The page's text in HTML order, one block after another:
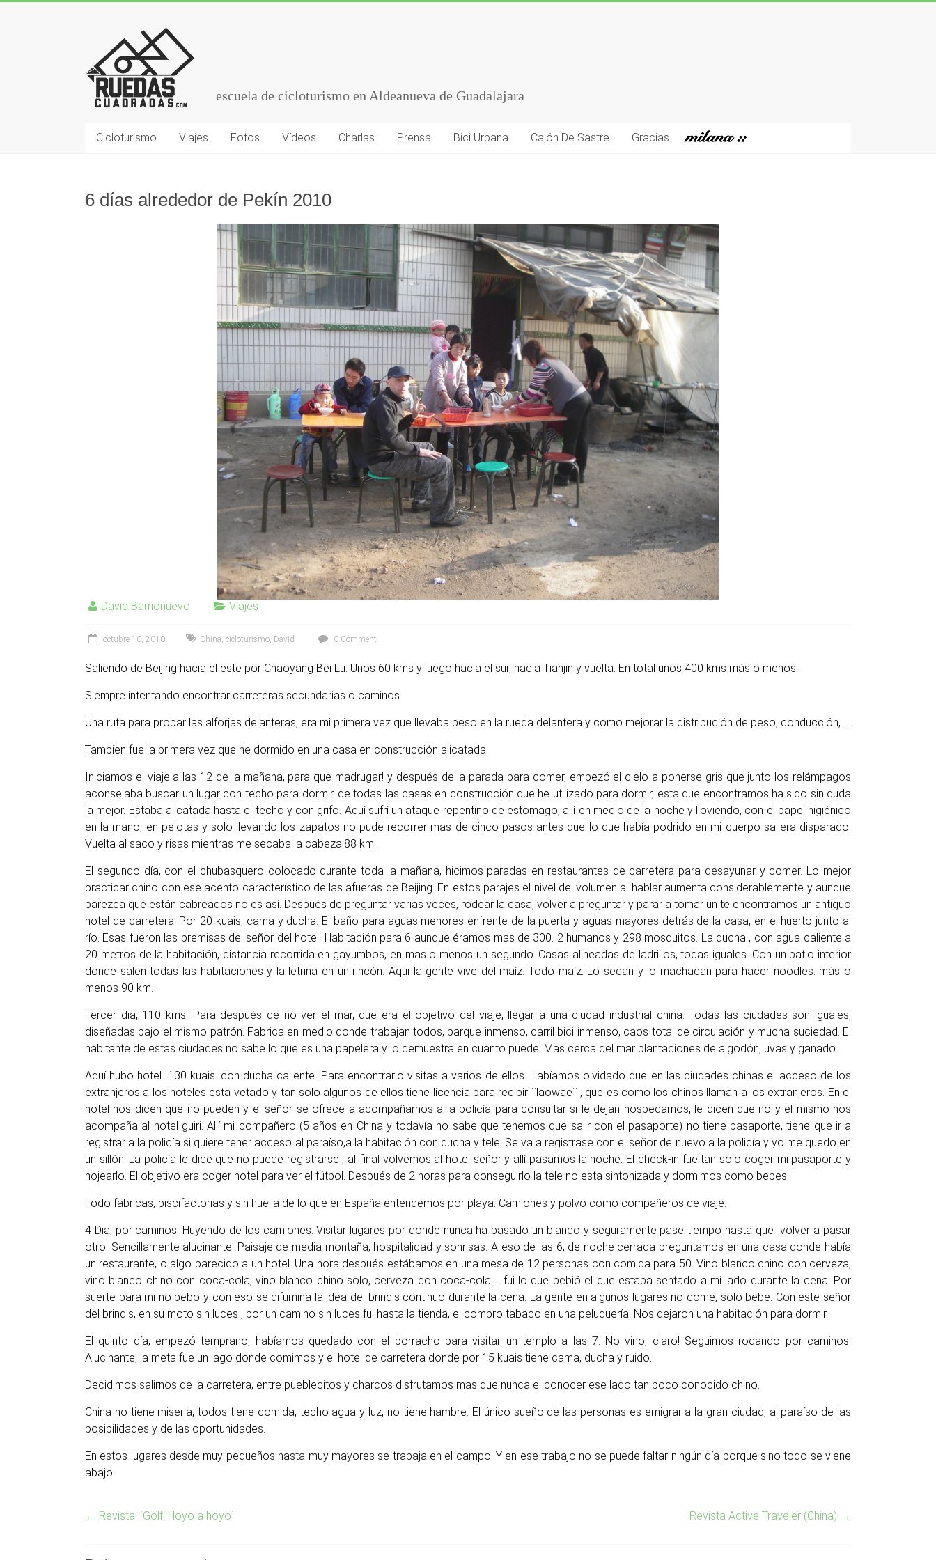
escuela de cicloturismo en Aldeanueva de Guadalajara
Cicloturismo Viajes Fotos Vídeos Charlas Prensa Bici Urbana Cajón De Sastre Gracias
6 días alrededor de Pekín 2010
David Barrionuevo Viajes
octubre 10, 2010 China, cicloturismo, David 0 Comment
Saliendo de Beijing hacia el este por Chaoyang Bei Lu. Unos 60 kms y luego hacia el sur, hacia Tianjin y vuelta. En total unos 400 kms más o menos.
Siempre intentando encontrar carreteras secundarias o caminos.
Una ruta para probar las alforjas delanteras, era mi primera vez que llevaba peso en la rueda delantera y como mejorar la distribución de peso, conducción,…..
Tambien fue la primera vez que he dormido en una casa en construcción alicatada.
Iniciamos el viaje a las 12 de la mañana, para que madrugar! y después de la parada para comer, empezó el cielo a ponerse gris que junto los relámpagos
aconsejaba buscar un lugar con techo para dormir. de todas las casas en construcción que he utilizado para dormir, esta que encontramos ha sido sin duda
la mejor. Estaba alicatada hasta el techo y con grifo. Aquí sufrí un ataque repentino de estomago, allí en medio de la noche y lloviendo, con el papel higiénico
en la mano, en pelotas y solo llevando los zapatos no pude recorrer mas de cinco pasos antes que lo que había podrido en mi cuerpo saliera disparado.
Vuelta al saco y risas mientras me secaba la cabeza.88 km.
El segundo día, con el chubasquero colocado durante toda la mañana, hicimos paradas en restaurantes de carretera para desayunar y comer. Lo mejor
practicar chino con ese acento característico de las afueras de Beijing. En estos parajes el nivel del volumen al hablar aumenta considerablemente y aunque
parezca que están cabreados no es así. Después de preguntar varias veces, rodear la casa, volver a preguntar y parar a tomar un te encontramos un antiguo
hotel de carretera. Por 20 kuais, cama y ducha. El baño para aguas menores enfrente de la puerta y aguas mayores detrás de la casa, en el huerto junto al
río. Esas fueron las premisas del señor del hotel. Habitación para 6 aunque éramos mas de 300. 2 humanos y 298 mosquitos. La ducha , con agua caliente a
20 metros de la habitación, distancia recorrida en gayumbos, en mas o menos un segundo. Casas alineadas de ladrillos, todas iguales. Con un patio interior
donde salen todas las habitaciones y la letrina en un rincón. Aqui la gente vive del maíz. Todo maíz. Lo secan y lo machacan para hacer noodles. más o
menos 90 km.
Tercer dia, 110 kms. Para después de no ver el mar, que era el objetivo del viaje, llegar a una ciudad industrial china. Todas las ciudades son iguales,
diseñadas bajo el mismo patrón. Fabrica en medio donde trabajan todos, parque inmenso, carril bici inmenso, caos total de circulación y mucha suciedad. El
habitante de estas ciudades no sabe lo que es una papelera y lo demuestra en cuanto puede. Mas cerca del mar plantaciones de algodón, uvas y ganado.
Aquí hubo hotel. 130 kuais. con ducha caliente. Para encontrarlo visitas a varios de ellos. Habíamos olvidado que en las ciudades chinas el acceso de los
extranjeros a los hoteles esta vetado y tan solo algunos de ellos tiene licencia para recibir ¨laowae¨ , que es como los chinos llaman a los extranjeros. En el
hotel nos dicen que no pueden y el señor se ofrece a acompañarnos a la policía para consultar si le dejan hospedarnos, le dicen que no y el mismo nos
acompaña al hotel guiri. Allí mi compañero (5 años en China y todavía no sabe que tenemos que salir con el pasaporte) no tiene pasaporte, tiene que ir a
registrar a la policía si quiere tener acceso al paraíso,a la habitación con ducha y tele. Se va a registrase con el señor de nuevo a la policía y yo me quedo en
un sillón. La policía le dice que no puede registrarse , al final volvemos al hotel señor y allí pasamos la noche. El check-in fue tan solo coger mi pasaporte y
hojearlo. El objetivo era coger hotel para ver el fútbol. Después de 2 horas para conseguirlo la tele no esta sintonizada y dormimos como bebes.
Todo fabricas, piscifactorias y sin huella de lo que en España entendemos por playa. Camiones y polvo como compañeros de viaje.
4 Dia, por caminos. Huyendo de los camiones. Visitar lugares por donde nunca ha pasado un blanco y seguramente pase tiempo hasta que volver a pasar
otro. Sencillamente alucinante. Paisaje de media montaña, hospitalidad y sonrisas. A eso de las 6, de noche cerrada preguntamos en una casa donde había
un restaurante, o algo parecido a un hotel. Una hora después estábamos en una mesa de 12 personas con comida para 50. Vino blanco chino con cerveza,
vino blanco chino con coca-cola, vino blanco chino solo, cerveza con coca-cola…. fui lo que bebió el que estaba sentado a mi lado durante la cena. Por
suerte para mi no bebo y con eso se difumina la idea del brindis continuo durante la cena. La gente en algunos lugares no come, solo bebe. Con este señor
del brindis, en su moto sin luces , por un camino sin luces fui hasta la tienda, el compro tabaco en una peluquería. Nos dejaron una habitación para dormir.
El quinto día, empezó temprano, habíamos quedado con el borracho para visitar un templo a las 7. No vino, claro! Seguimos rodando por caminos.
Alucinante, la meta fue un lago donde comimos y el hotel de carretera donde por 15 kuais tiene cama, ducha y ruido.
Decidimos salirnos de la carretera, entre pueblecitos y charcos disfrutamos mas que nunca el conocer ese lado tan poco conocido chino.
China no tiene miseria, todos tiene comida, techo agua y luz, no tiene hambre. El único sueño de las personas es emigrar a la gran ciudad, al paraíso de las
posibilidades y de las oportunidades.
En estos lugares desde muy pequeños hasta muy mayores se trabaja en el campo. Y en ese trabajo no se puede faltar ningún día porque sino todo se viene
abajo.
← Revista ¨Golf, Hoyo a hoyo¨ Revista Active Traveler (China) →